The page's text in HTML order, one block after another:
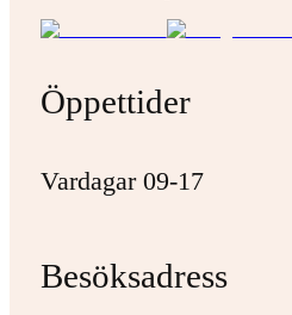
Öppettider
Vardagar 09-17
Besöksadress